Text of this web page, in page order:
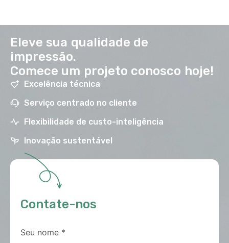
Eleve sua qualidade de
impressão.
Comece um projeto conosco hoje!
Excelência técnica
Serviço centrado no cliente
Flexibilidade de custo-inteligência
Inovação sustentável
Contate-nos
Seu nome *